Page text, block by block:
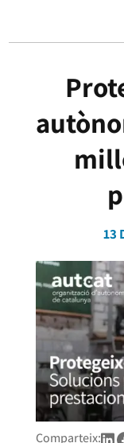
13
Comparteix: